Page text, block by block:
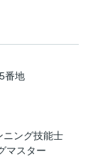
番地
ニング技能士
マスター